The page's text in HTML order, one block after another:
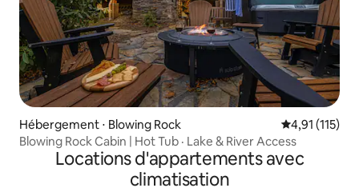
Hébergement ⋅ Blowing Rock Évaluation
4,91 (115)
Blowing Rock Cabin | Hot Tub · Lake & River Access
Locations d'appartements avec
climatisation